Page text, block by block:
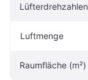
Lüfterdrehzahlen
Luftmenge
Raumfläche (m²)